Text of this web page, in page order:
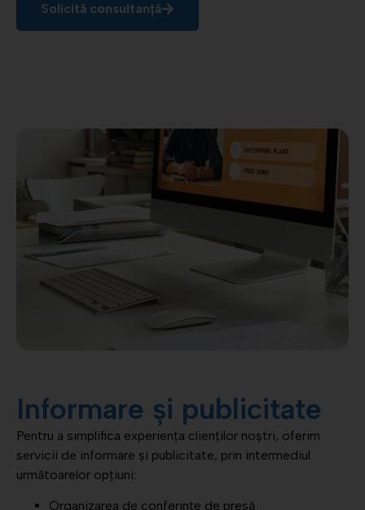
Solicită consultanță
Informare și publicitate
Pentru a simplifica experiența clienților noștri, oferim
servicii de informare și publicitate, prin intermediul
următoarelor opțiuni:
Organizarea de conferințe de presă